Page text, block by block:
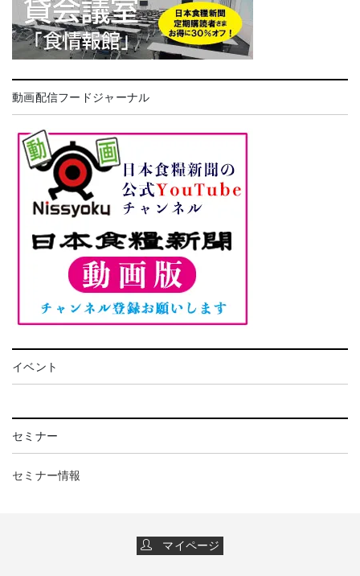
動画配信フードジャーナル
イベント
セミナー
セミナー情報
マイページ